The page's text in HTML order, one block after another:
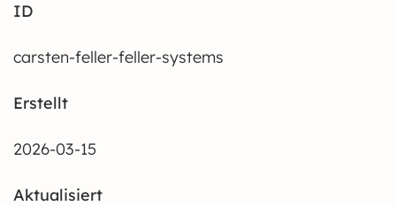
ID
carsten-feller-feller-systems
Erstellt
2026-03-15
Aktualisiert